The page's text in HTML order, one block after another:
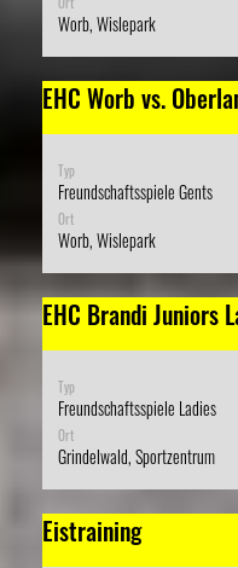
Worb, Wislepark
EHC Worb vs.
Typ
Freundschaftsspiele Gents
Ort
Worb, Wislepark
EHC Brandi Juniors
Typ
Freundschaftsspiele Ladies
Ort
Grindelwald, Sportzentrum
Eistraining